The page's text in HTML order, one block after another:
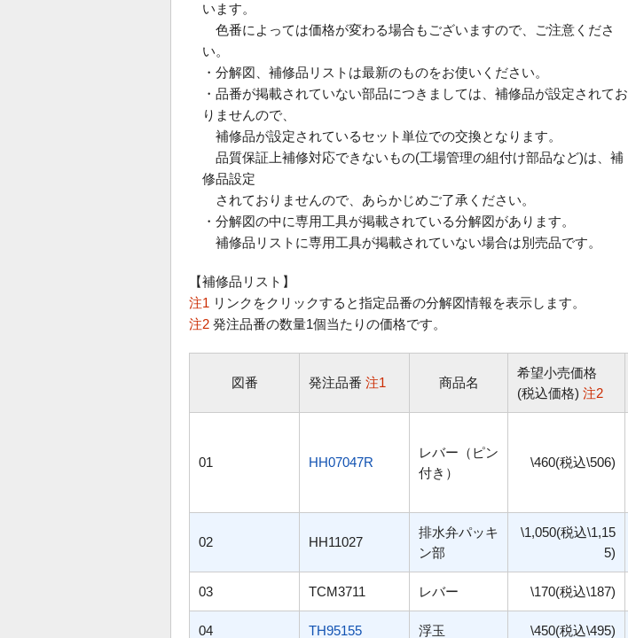
います。
色番によっては価格が変わる場合もございますので、ご注意くださ
い。
・分解図、補修品リストは最新のものをお使いください。
・品番が掲載されていない部品につきましては、補修品が設定されてお
りませんので、
補修品が設定されているセット単位での交換となります。
品質保証上補修対応できないもの(工場管理の組付け部品など)は、補
修品設定
されておりませんので、あらかじめご了承ください。
・分解図の中に専用工具が掲載されている分解図があります。
補修品リストに専用工具が掲載されていない場合は別売品です。
【補修品リスト】
注1 リンクをクリックすると指定品番の分解図情報を表示します。
注2 発注品番の数量1個当たりの価格です。
図番 発注品番 注1 商品名
希望小売価格
(税込価格) 注2
01 HH07047R
レバー（ピン
付き）
\460(税込\506)
02 HH11027
排水弁パッキ
ン部
\1,050(税込\1,15
5)
03 TCM3711 レバー \170(税込\187)
04 TH95155 浮玉 \450(税込\495)